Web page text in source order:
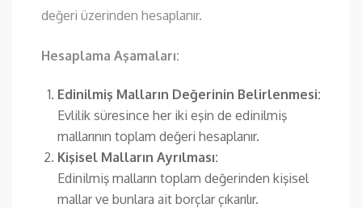
değeri üzerinden hesaplanır.
Hesaplama Aşamaları:
Edinilmiş Malların Değerinin Belirlenmesi:
Evlilik süresince her iki eşin de edinilmiş
mallarının toplam değeri hesaplanır.
Kişisel Malların Ayrılması:
Edinilmiş malların toplam değerinden kişisel
mallar ve bunlara ait borçlar çıkarılır.